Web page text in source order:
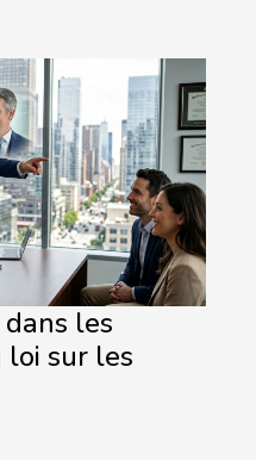
les
loi sur les